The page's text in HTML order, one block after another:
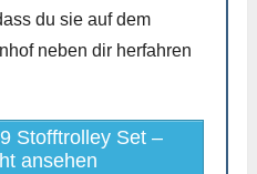
du sie auf dem
neben dir herfahren
Stofftrolley Set –
ansehen